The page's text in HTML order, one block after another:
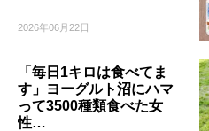
2026年06月22日
「毎日1キロは食べてま
す」ヨーグルト沼にハマ
って3500種類食べた女
性…